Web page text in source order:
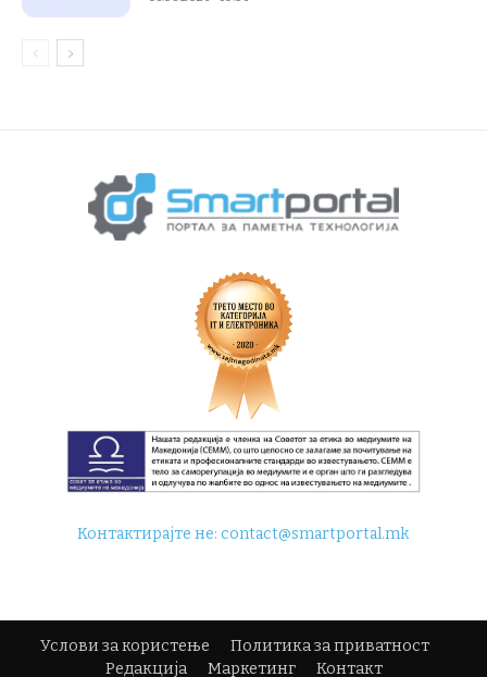
Контактирајте не:contact@smartportal.mk
Услови за користење
Политика за приватност
Редакција
Маркетинг Контакт